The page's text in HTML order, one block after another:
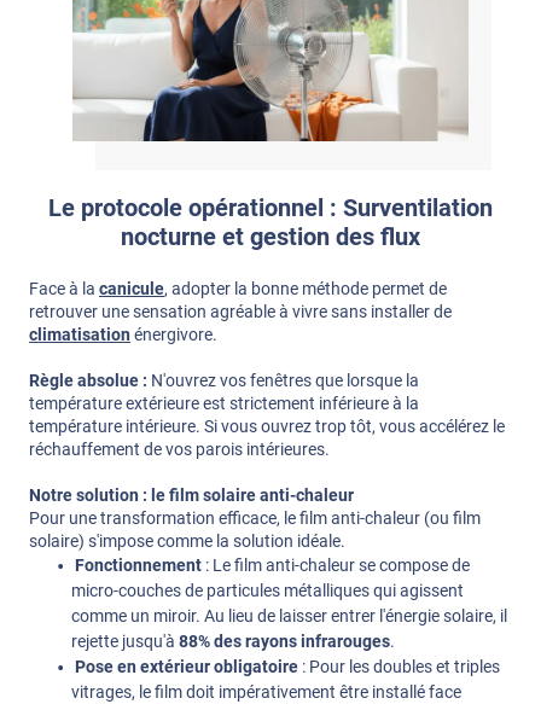
Le protocole opérationnel : Surventilation
nocturne et gestion des flux
Face à la canicule, adopter la bonne méthode permet de
retrouver une sensation agréable à vivre sans installer de
climatisation énergivore.
Règle absolue : N'ouvrez vos fenêtres que lorsque la
température extérieure est strictement inférieure à la
température intérieure. Si vous ouvrez trop tôt, vous accélérez le
réchauffement de vos parois intérieures.
Notre solution : le film solaire anti-chaleur
Pour une transformation efficace, le film anti-chaleur (ou film
solaire) s'impose comme la solution idéale.
Fonctionnement: Le film anti-chaleur se compose de
micro-couches de particules métalliques qui agissent
comme un miroir. Au lieu de laisser entrer l'énergie solaire, il
rejette jusqu'à 88% des rayons infrarouges.
Pose en extérieur obligatoire: Pour les doubles et triples
vitrages, le film doit impérativement être installé face